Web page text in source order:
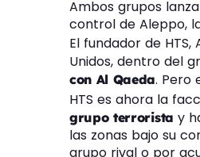
Ambos grupos
control de Aleppo,
El fundador de
Unidos, dentro del
con Al Qaeda. Pero
HTS es ahora la
grupo terrorista y
las zonas bajo su
grupo rival o por